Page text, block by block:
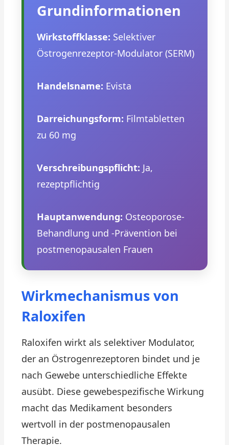
Grundinformationen
Wirkstoffklasse: Selektiver
Östrogenrezeptor-Modulator (SERM)
Handelsname: Evista
Darreichungsform: Filmtabletten
zu 60 mg
Verschreibungspflicht: Ja,
rezeptpflichtig
Hauptanwendung: Osteoporose-
Behandlung und -Prävention bei
postmenopausalen Frauen
Wirkmechanismus von
Raloxifen
Raloxifen wirkt als selektiver Modulator,
der an Östrogenrezeptoren bindet und je
nach Gewebe unterschiedliche Effekte
ausübt. Diese gewebespezifische Wirkung
macht das Medikament besonders
wertvoll in der postmenopausalen
Therapie.